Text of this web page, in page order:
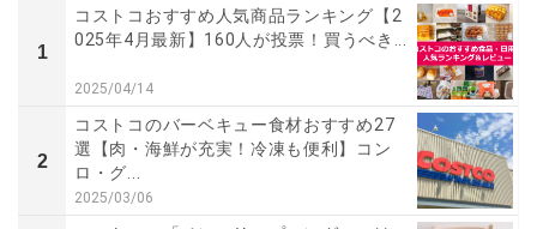
1
コストコおすすめ人気商品ランキング【2
025年4月最新】160人が投票！買うべき...
2025/04/14
2
コストコのバーベキュー食材おすすめ27
選【肉・海鮮が充実！冷凍も便利】コン
ロ・グ...
2025/03/06